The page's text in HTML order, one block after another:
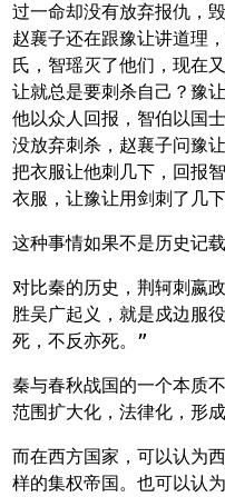
过一命却没有放弃报仇，
赵襄子还在跟豫让讲道理
氏，智瑶灭了他们，现在
让就总是要刺杀自己？豫
他以众人回报，智伯以国
没放弃刺杀，赵襄子问豫
把衣服让他刺几下，回报
衣服，让豫让用剑刺了几下
这种事情如果不是历史记
对比秦的历史，荆轲刺嬴
胜吴广起义，就是戍边服
死，不反亦死。”
秦与春秋战国的一个本质
范围扩大化，法律化，形
而在西方国家，可以认为
样的集权帝国。也可以认